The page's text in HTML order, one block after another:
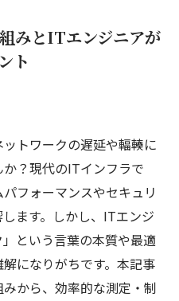
みとITエンジニアが
ト
トワークの遅延や輻輳に
？現代のITインフラで
フォーマンスやセキュリ
ます。しかし、ITエンジ
という言葉の本質や最適
になりがちです。本記事
から、効率的な測定・制